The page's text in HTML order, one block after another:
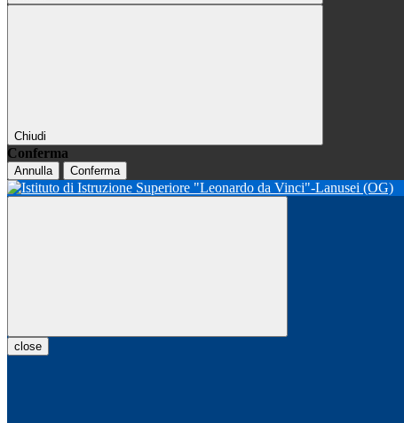
Chiudi
Conferma
Annulla Conferma
close